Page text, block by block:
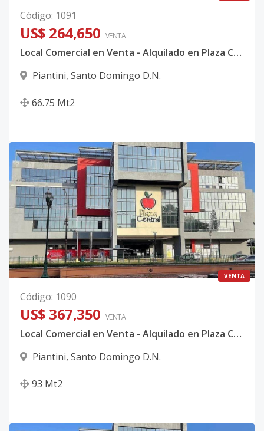
Código: 1091
US$ 264,650 VENTA
Local Comercial en Venta - Alquilado en Plaza Central en Piantini
Piantini, Santo Domingo D.N.
66.75 Mt2
VENTA
Código: 1090
US$ 367,350 VENTA
Local Comercial en Venta - Alquilado en Plaza Central en Piantini
Piantini, Santo Domingo D.N.
93 Mt2